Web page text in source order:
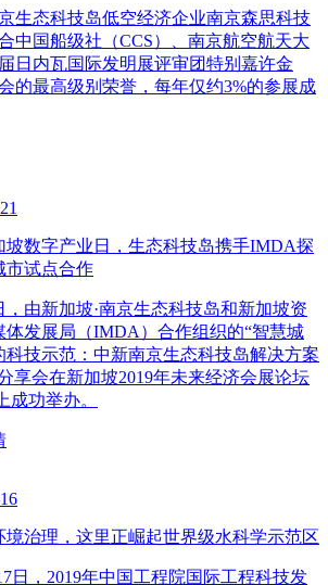
生态科技岛低空经济企业南京森思科技
中国船级社（CCS）、南京航空航天大
日内瓦国际发明展评审团特别嘉许金
的最高级别荣誉，每年仅约3%的参展成
坡数字产业日，生态科技岛携手IMDA探
市试点合作
，由新加坡·南京生态科技岛和新加坡资
体发展局（IMDA）合作组织的“智慧城
科技示范：中新南京生态科技岛解决方案
享会在新加坡2019年未来经济会展论坛
成功举办。
境治理，这里正崛起世界级水科学示范区
日，2019年中国工程院国际工程科技发